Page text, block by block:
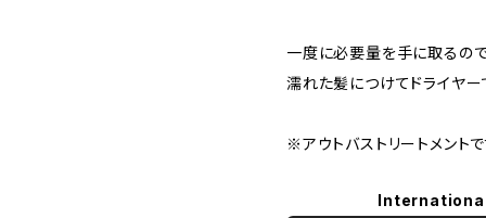
一度に必要量を手に取るの
濡れた髪につけてドライヤー
※アウトバストリートメント